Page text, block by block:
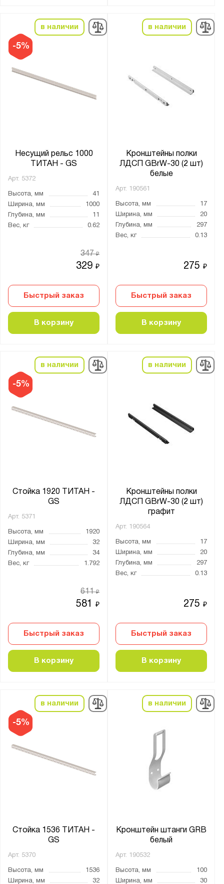
-5%
в наличии
Несущий рельс 1000
ТИТАН - GS
Арт. 5372
Высота, мм
41
Ширина, мм
1000
Глубина, мм
11
Вес, кг
0.62
329₽
347₽
Быстрый заказ
В корзину
в наличии
Кронштейны полки
ЛДСП GBrW-30 (2 шт)
белые
Арт. 190561
Высота, мм
17
Ширина, мм
20
Глубина, мм
297
Вес, кг
0.13
275₽
Быстрый заказ
В корзину
-5%
в наличии
Стойка 1920 ТИТАН -
GS
Арт. 5371
Высота, мм
1920
Ширина, мм
32
Глубина, мм
34
Вес, кг
1.792
581₽
611₽
Быстрый заказ
В корзину
в наличии
Кронштейны полки
ЛДСП GBrW-30 (2 шт)
графит
Арт. 190564
Высота, мм
17
Ширина, мм
20
Глубина, мм
297
Вес, кг
0.13
275₽
Быстрый заказ
В корзину
-5%
в наличии
Стойка 1536 ТИТАН -
GS
Арт. 5370
Высота, мм
1536
Ширина, мм
32
в наличии
Кронштейн штанги GRB
белый
Арт. 190532
Высота, мм
100
Ширина, мм
30